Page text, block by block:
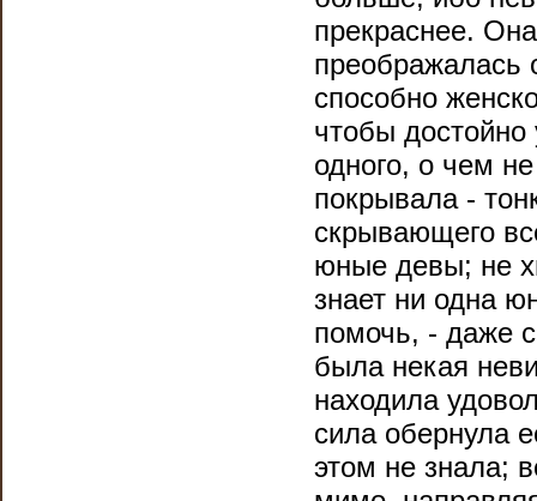
прекраснее.
преображалась
способно
чтобы
одного, о чем
покрывала -
скрывающего
юные девы; не
знает ни одна
помочь, - даже
была некая
находила
сила обернула
этом не знала;